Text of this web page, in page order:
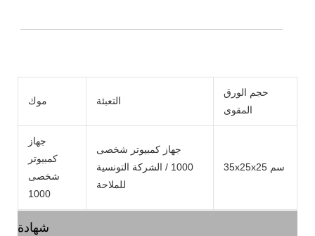
موك التعبئة
حجم الورق
المقوى
جهاز
كمبيوتر
شخصى
1000
جهاز كمبيوتر شخصى
1000 / الشركة التونسية
للملاحة
35x25x25 سم
شهادة